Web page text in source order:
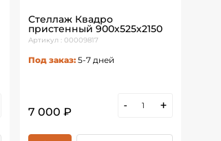
Стеллаж Квадро
пристенный 900х525х2150
Артикул : 00009817
Под заказ: 5-7 дней
7 000 ₽
- +